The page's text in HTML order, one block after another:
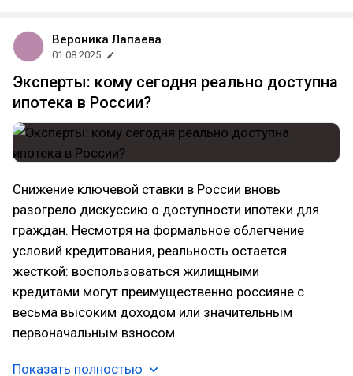
Вероника Лапаева
01.08.2025
Эксперты: кому сегодня реально доступна
ипотека в России?
Снижение ключевой ставки в России вновь
разогрело дискуссию о доступности ипотеки для
граждан. Несмотря на формальное облегчение
условий кредитования, реальность остается
жесткой: воспользоваться жилищными
кредитами могут преимущественно россияне с
весьма высоким доходом или значительным
первоначальным взносом.
Показать полностью